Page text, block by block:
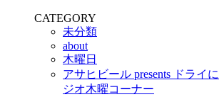
CATEGORY
未分類
about
木曜日
アサヒビール presents ドライ
ジオ木曜コーナー